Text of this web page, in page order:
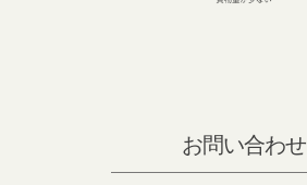
お問い合わせ